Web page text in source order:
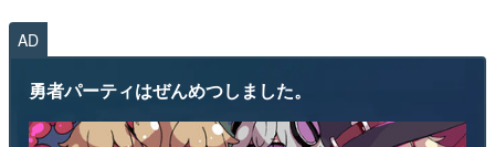
AD
勇者パーティはぜんめつしました。